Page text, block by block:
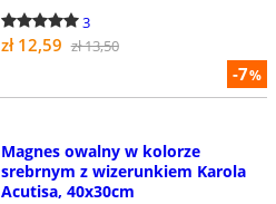
-7%
3
zł 12,59 zł 13,50
Magnes owalny w kolorze
srebrnym z wizerunkiem Karola
Acutisa, 40x30cm